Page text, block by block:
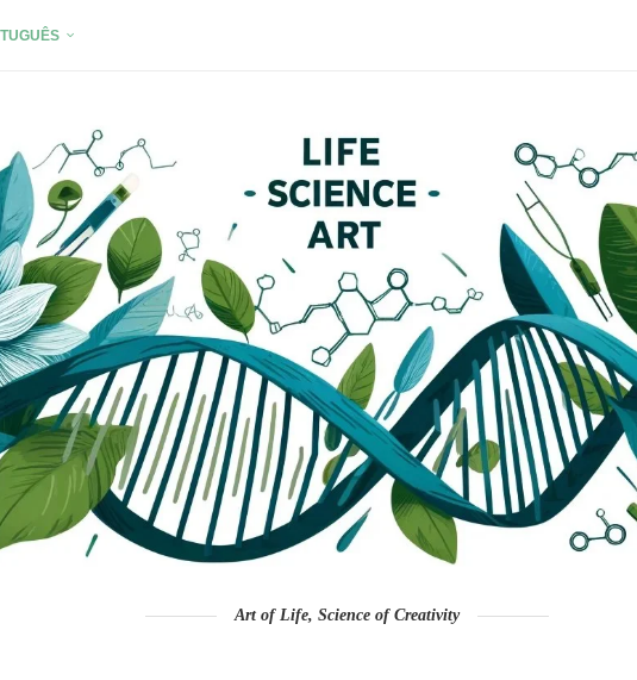
Art of Life, Science of Creativity